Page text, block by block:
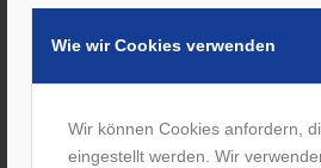
Wie wir Cookies verwenden
Wir können Cookies anfordern,
eingestellt werden. Wir